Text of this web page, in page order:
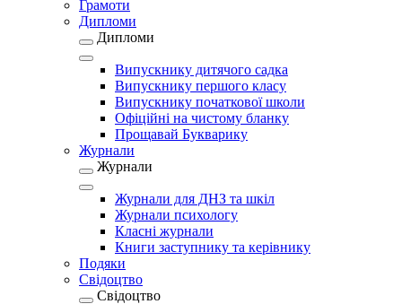
Грамоти
Дипломи
Дипломи
Випускнику дитячого садка
Випускнику першого класу
Випускнику початкової школи
Офіційні на чистому бланку
Прощавай Букварику
Журнали
Журнали
Журнали для ДНЗ та шкіл
Журнали психологу
Класні журнали
Книги заступнику та керівнику
Подяки
Свідоцтво
Свідоцтво